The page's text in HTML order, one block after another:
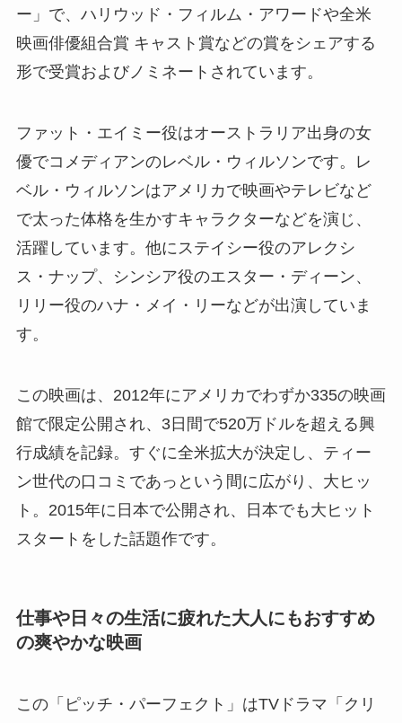
ー」で、ハリウッド・フィルム・アワードや全米
映画俳優組合賞 キャスト賞などの賞をシェアする
形で受賞およびノミネートされています。
ファット・エイミー役はオーストラリア出身の女
優でコメディアンのレベル・ウィルソンです。レ
ベル・ウィルソンはアメリカで映画やテレビなど
で太った体格を生かすキャラクターなどを演じ、
活躍しています。他にステイシー役のアレクシ
ス・ナップ、シンシア役のエスター・ディーン、
リリー役のハナ・メイ・リーなどが出演していま
す。
この映画は、2012年にアメリカでわずか335の映画
館で限定公開され、3日間で520万ドルを超える興
行成績を記録。すぐに全米拡大が決定し、ティー
ン世代の口コミであっという間に広がり、大ヒッ
ト。2015年に日本で公開され、日本でも大ヒット
スタートをした話題作です。
仕事や日々の生活に疲れた大人にもおすすめ
の爽やかな映画
この「ピッチ・パーフェクト」はTVドラマ「クリ